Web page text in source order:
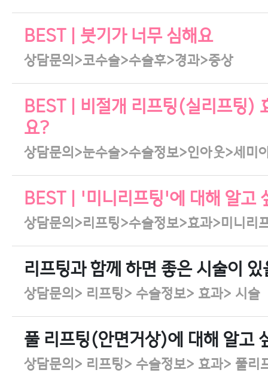
BEST | 붓기가 너무 심해요
상담문의>코수술>수술후>경과>증상
BEST | 비절개 리프팅(실리프팅)
요?
상담문의>눈수술>수술정보>인아웃>세미
BEST | '미니리프팅'에 대해 알고
상담문의>리프팅>수술정보>효과>미니리
리프팅과 함께 하면 좋은 시술이
상담문의> 리프팅> 수술정보> 효과> 시술
풀 리프팅(안면거상)에 대해 알고
상담문의> 리프팅> 수술정보> 효과> 풀리